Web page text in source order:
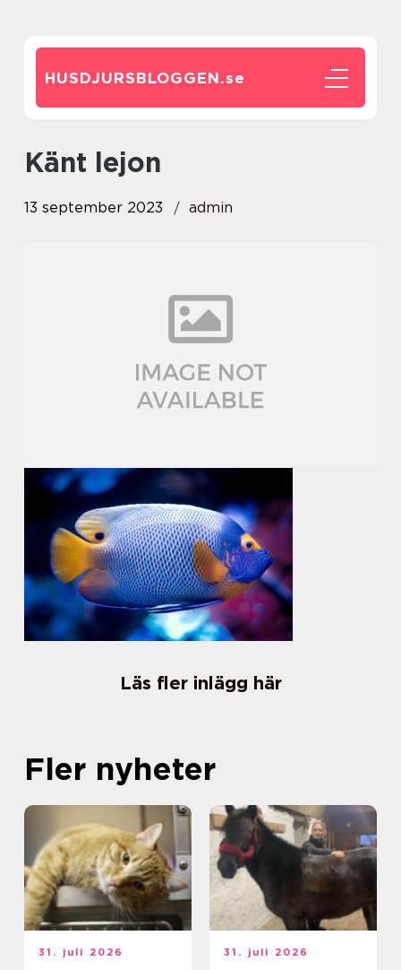
HUSDJURSBLOGGEN.se
känt lejon
13 september 2023 admin
Läs fler inlägg här
Fler nyheter
31. juli 2026 31. juli 2026